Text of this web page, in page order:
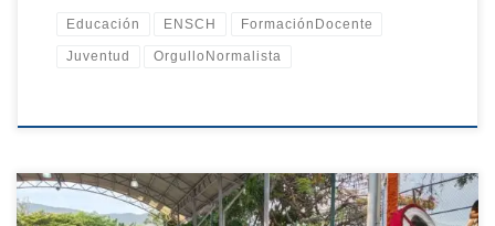
Educación ENSCH FormaciónDocente
Juventud OrgulloNormalista
La Escuela Normal Superior de Chiapas fue escenario de una